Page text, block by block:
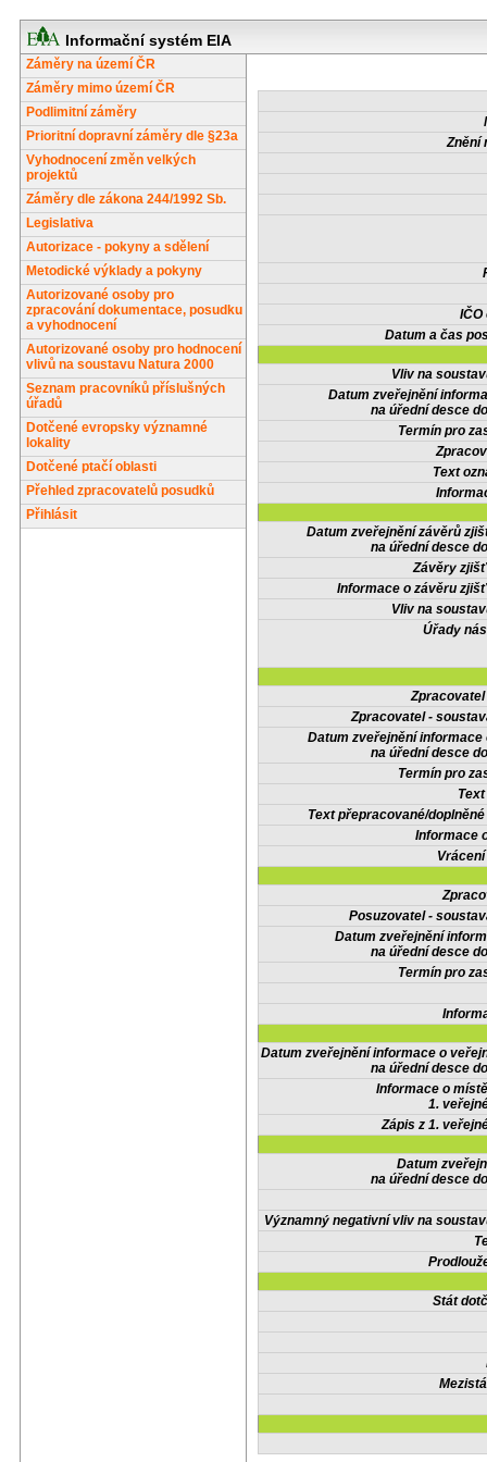
Informační systém EIA
Záměry na území ČR
Záměry mimo území ČR
Podlimitní záměry
Prioritní dopravní záměry dle §23a
Vyhodnocení změn velkých
projektů
Záměry dle zákona 244/1992 Sb.
Legislativa
Autorizace - pokyny a sdělení
Metodické výklady a pokyny
Autorizované osoby pro
zpracování dokumentace, posudku
a vyhodnocení
Autorizované osoby pro hodnocení
vlivů na soustavu Natura 2000
Seznam pracovníků příslušných
úřadů
Dotčené evropsky významné
lokality
Dotčené ptačí oblasti
Přehled zpracovatelů posudků
Přihlásit
Znění
IČO
Datum a čas
Vliv na
Datum zveřejnění
na úřední desce
Termín pro
Text
Datum zveřejnění závěrů
na úřední desce
Závěry
Informace o závěru
Vliv na
Úřady
Zpracovatel -
Datum zveřejnění informace
na úřední desce
Termín pro
Text přepracované/
Informace
Posuzovatel -
Datum zveřejnění
na úřední desce
Termín pro
Datum zveřejnění informace o
na úřední desce
Informace o
1.
Zápis z 1.
Datum
na úřední desce
Významný negativní vliv na
Stát